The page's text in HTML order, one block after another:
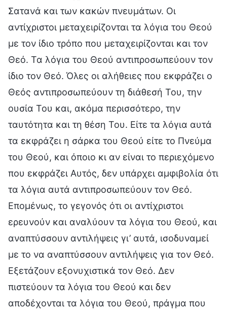
Σατανά και των κακών πνευμάτων. Οι
αντίχριστοι μεταχειρίζονται τα λόγια του Θεού
με τον ίδιο τρόπο που μεταχειρίζονται και τον
Θεό. Τα λόγια του Θεού αντιπροσωπεύουν τον
ίδιο τον Θεό. Όλες οι αλήθειες που εκφράζει ο
Θεός αντιπροσωπεύουν τη διάθεσή Του, την
ουσία Του και, ακόμα περισσότερο, την
ταυτότητα και τη θέση Του. Είτε τα λόγια αυτά
τα εκφράζει η σάρκα του Θεού είτε το Πνεύμα
του Θεού, και όποιο κι αν είναι το περιεχόμενο
που εκφράζει Αυτός, δεν υπάρχει αμφιβολία ότι
τα λόγια αυτά αντιπροσωπεύουν τον Θεό.
Επομένως, το γεγονός ότι οι αντίχριστοι
ερευνούν και αναλύουν τα λόγια του Θεού, και
αναπτύσσουν αντιλήψεις γι’ αυτά, ισοδυναμεί
με το να αναπτύσσουν αντιλήψεις για τον Θεό.
Εξετάζουν εξονυχιστικά τον Θεό. Δεν
πιστεύουν τα λόγια του Θεού και δεν
αποδέχονται τα λόγια του Θεού, πράγμα που